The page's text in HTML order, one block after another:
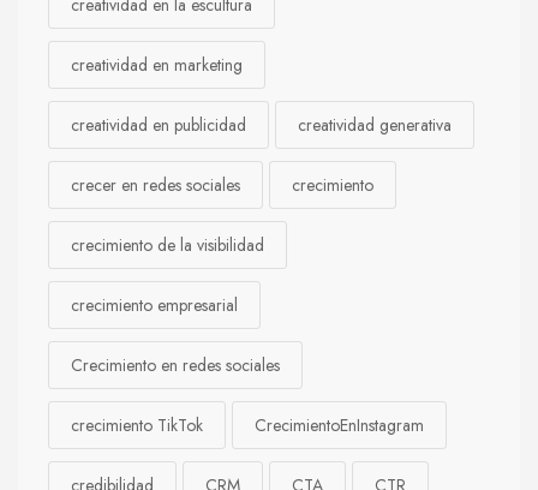
creatividad en la escultura
creatividad en marketing
creatividad en publicidad creatividad generativa
crecer en redes sociales crecimiento
crecimiento de la visibilidad
crecimiento empresarial
Crecimiento en redes sociales
crecimiento TikTok CrecimientoEnInstagram